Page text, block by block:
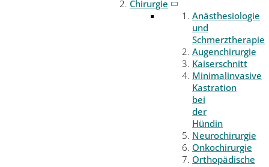
Chirurgie
Anästhesiologie
und
Schmerztherapie
Augenchirurgie
Kaiserschnitt
Minimalinvasive
Kastration
bei
der
Hündin
Neurochirurgie
Onkochirurgie
Orthopädische